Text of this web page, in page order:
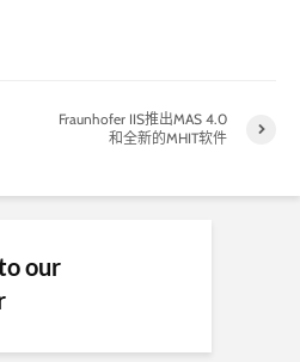
Fraunhofer IIS推出MAS 4.0
和全新的MHIT软件
our